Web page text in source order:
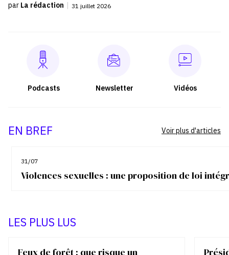
par La rédaction 31 juillet 2026
Podcasts Newsletter Vidéos
EN BREF
31/07
Violences sexuelles : une proposition de loi
Voir plus d'articles
LES PLUS LUS
Feux de forêt : que risque un